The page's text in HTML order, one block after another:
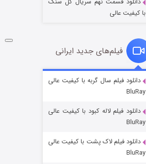
فروشگاهی برای قاتلان فصل ۲
قسمت
با کیفیت عالی
فیلم‌های جدید ایرانی
دانلود فیلم سال گربه با کیفیت عالی
BluRay
دانلود فیلم لاله کبود با کیفیت عالی
BluRay
دانلود فیلم لاک پشت با کیفیت عالی
BluRay